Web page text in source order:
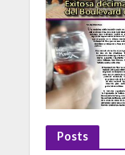
Posts